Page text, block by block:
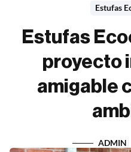
Estufas
Estufas
proyecto
amigable
ADMIN